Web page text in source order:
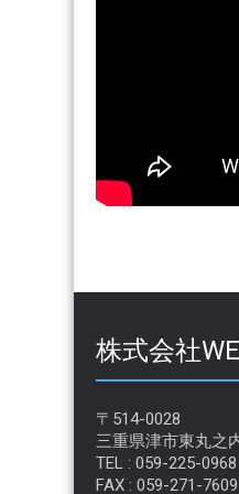
株式会社
〒514-0028
三重県津市東丸之
TEL : 059-225-0968
FAX : 059-271-7609